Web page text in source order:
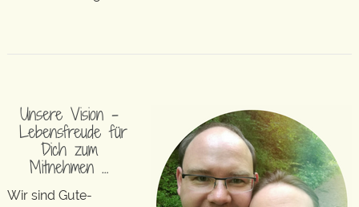
Unsere Vision –
Lebensfreude für
Dich zum
Mitnehmen …
Wir sind Gute-